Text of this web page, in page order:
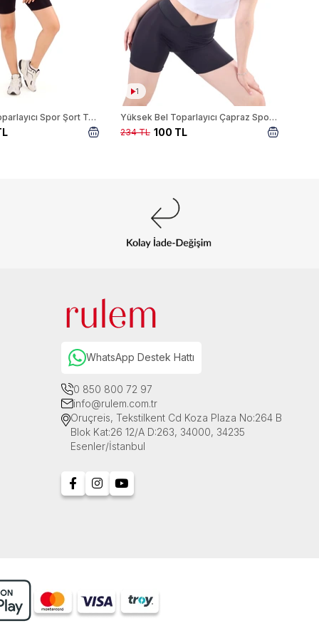
Yüksek Bel Toparlayıcı Spor Şort Tayt 9038M Siyah
1
Yüksek Bel Toparlayıcı Çapraz Spor Şort Tayt 9037M Siyah
100 TL
234 TL
WhatsApp Destek Hattı
0 850 800 72 97
info@rulem.com.tr
Oruçreis, Tekstilkent Cd Koza Plaza No:264 B
Blok Kat:26 12/A D:263, 34000, 34235
Esenler/İstanbul